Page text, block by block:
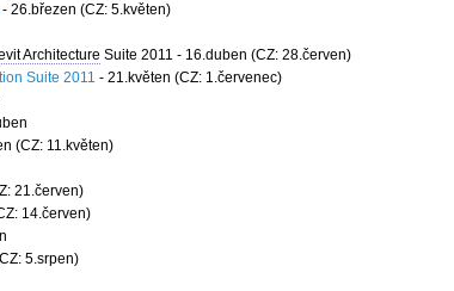
- 26.březen (CZ: 5.květen)
Architecture Suite 2011 - 16.duben (CZ: 28.červen)
Suite 2011 - 21.květen (CZ: 1.červenec)
(CZ: 11.květen)
21.červen)
14.červen)
5.srpen)